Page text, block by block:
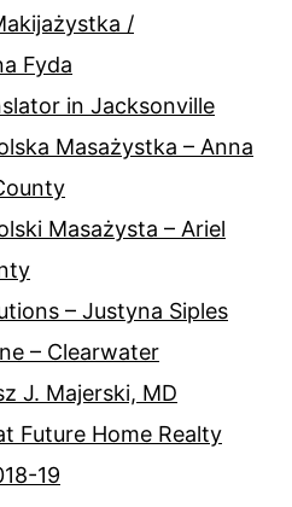
/
Fyda
in Jacksonville
Masażystka – Anna
Masażysta – Ariel
– Justyna Siples
– Clearwater
J. Majerski, MD
Future Home Realty
19